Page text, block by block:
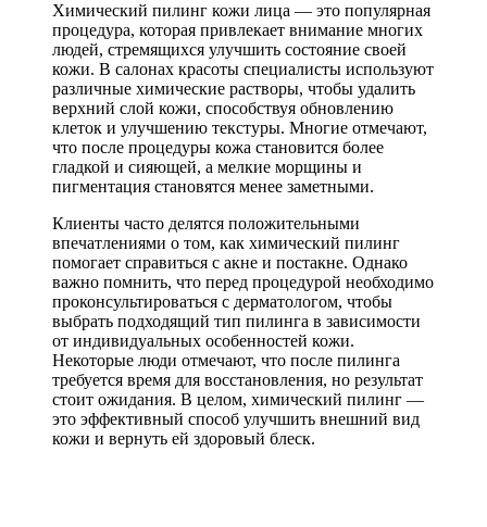
Химический пилинг кожи лица — это популярная
процедура, которая привлекает внимание многих
людей, стремящихся улучшить состояние своей
кожи. В салонах красоты специалисты используют
различные химические растворы, чтобы удалить
верхний слой кожи, способствуя обновлению
клеток и улучшению текстуры. Многие отмечают,
что после процедуры кожа становится более
гладкой и сияющей, а мелкие морщины и
пигментация становятся менее заметными.
Клиенты часто делятся положительными
впечатлениями о том, как химический пилинг
помогает справиться с акне и постакне. Однако
важно помнить, что перед процедурой необходимо
проконсультироваться с дерматологом, чтобы
выбрать подходящий тип пилинга в зависимости
от индивидуальных особенностей кожи.
Некоторые люди отмечают, что после пилинга
требуется время для восстановления, но результат
стоит ожидания. В целом, химический пилинг —
это эффективный способ улучшить внешний вид
кожи и вернуть ей здоровый блеск.